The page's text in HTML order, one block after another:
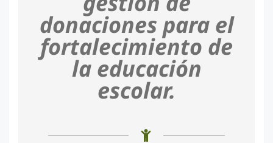
donaciones para el
fortalecimiento de
la educación
escolar.